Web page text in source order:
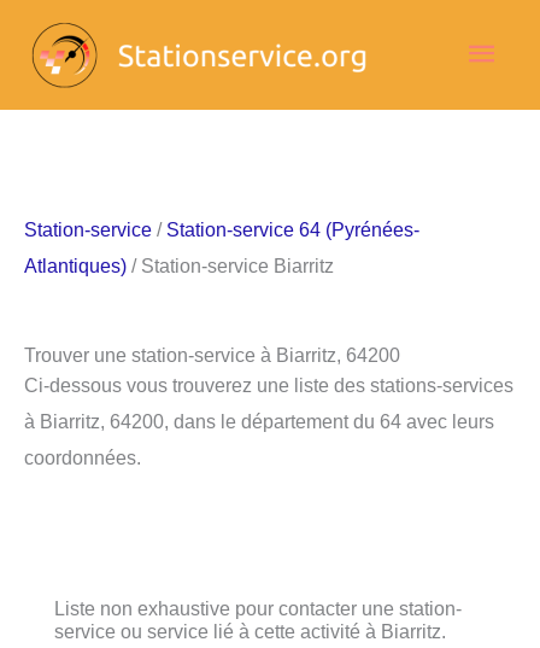
contenu
Station-service / Station-service 64 (Pyrénées-
Atlantiques) / Station-service Biarritz
Trouver une station-service à Biarritz, 64200
Ci-dessous vous trouverez une liste des stations-services
à Biarritz, 64200, dans le département du 64 avec leurs
coordonnées.
Liste non exhaustive pour contacter une station-
service ou service lié à cette activité à Biarritz.